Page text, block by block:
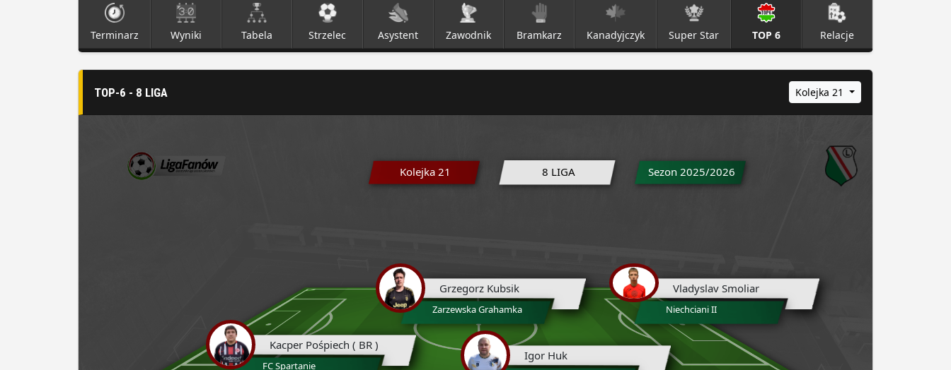
Terminarz Wyniki Tabela Strzelec Asystent Zawodnik Bramkarz Kanadyjczyk Super Star TOP 6 Relacje
TOP-6 - 8 LIGA Kolejka 21
Kolejka 21 8 LIGA Sezon 2025/2026
Kacper Pośpiech ( BR )
FC Spartanie
Grzegorz Kubsik
Zarzewska Grahamka
Igor Huk
Vladyslav Smoliar
Niechciani II